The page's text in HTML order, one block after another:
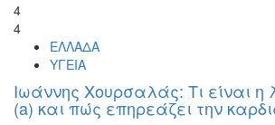
4
4
ΕΛΛΑΔΑ
ΥΓΕΙΑ
Ιωάννης Χουρσαλάς: Τι είναι η
(a) και πώς επηρεάζει την